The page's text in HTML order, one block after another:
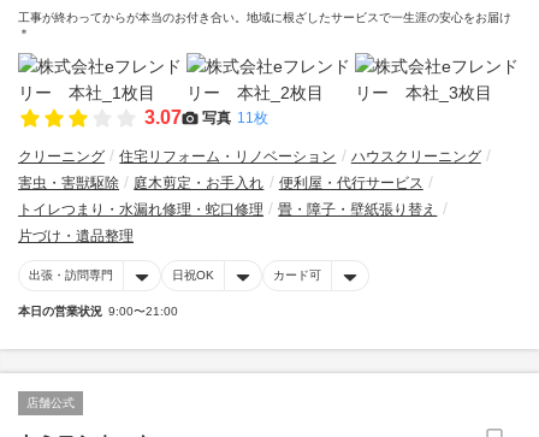
工事が終わってからが本当のお付き合い。地域に根ざしたサービスで一生涯の安心をお届け
＊
3.07 写真 11枚
クリーニング 住宅リフォーム・リノベーション
ハウスクリーニング
害虫・害獣駆除
庭木剪定・お手入れ
便利屋・代行サービス
トイレつまり・水漏れ修理・蛇口修理
畳・障子・壁紙張り替え
片づけ・遺品整理
出張・訪問専門 日祝OK カード可
本日の営業状況 9:00〜21:00
店舗公式